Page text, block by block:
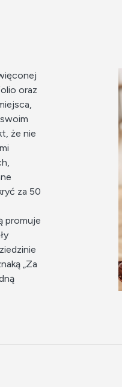
oraz
że nie
za 50
promuje
„Za